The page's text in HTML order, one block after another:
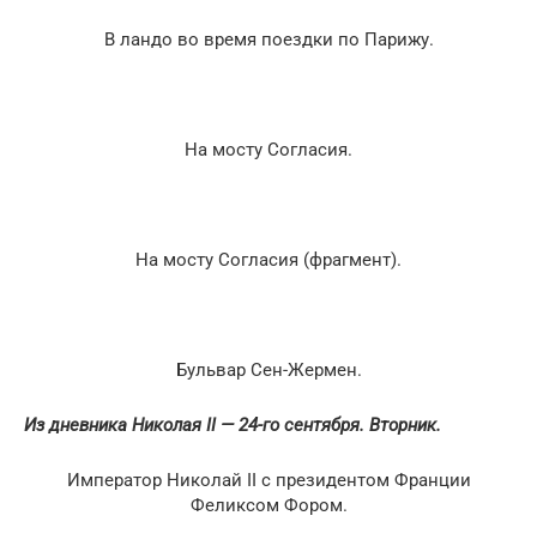
В ландо во время поездки по Парижу.
На мосту Согласия.
На мосту Согласия (фрагмент).
Бульвар Сен-Жермен.
Из дневника Николая II — 24-го сентября. Вторник.
Император Николай II с президентом Франции
Феликсом Фором.